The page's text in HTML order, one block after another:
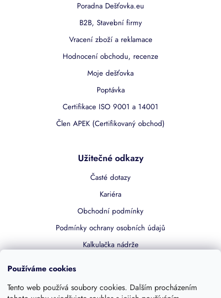
Používáme cookies
Tento web používá soubory cookies. Dalším procházením
Poradna Dešťovka.eu
B2B, Stavební firmy
Vracení zboží a reklamace
Hodnocení obchodu, recenze
Moje dešťovka
Poptávka
Certifikace ISO 9001 a 14001
Člen APEK (Certifikovaný obchod)
Užitečné odkazy
Časté dotazy
Kariéra
Obchodní podmínky
Podmínky ochrany osobních údajů
Kalkulačka nádrže
Kontakty